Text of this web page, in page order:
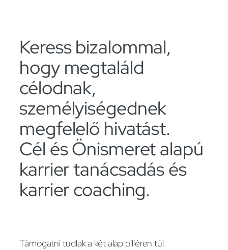
Keress bizalommal,
hogy megtaláld
célodnak,
személyiségednek
megfelelő hivatást.
Cél és Önismeret alapú
karrier tanácsadás és
karrier coaching.
Támogatni tudlak a két alap pilléren túl: